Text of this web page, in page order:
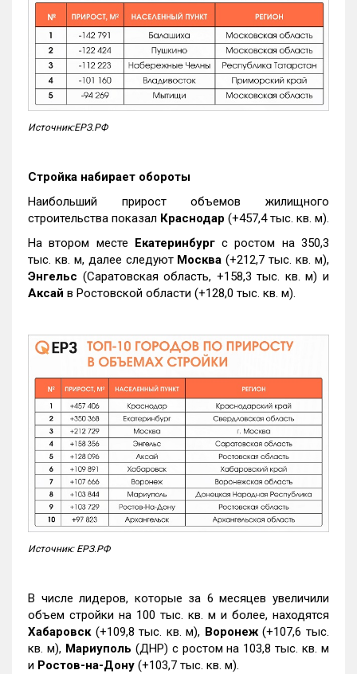
Источник:ЕРЗ.РФ
Стройка набирает обороты
Наибольший прирост объемов жилищного
строительства показал Краснодар (+457,4 тыс. кв. м).
На втором месте Екатеринбургс ростом на 350,3
тыс. кв. м, далее следуют Москва (+212,7 тыс. кв. м),
Энгельс (Саратовская область, +158,3 тыс. кв. м) и
Аксай в Ростовской области (+128,0 тыс. кв. м).
Источник: ЕРЗ.РФ
В числе лидеров, которые за 6 месяцев увеличили
объем стройки на 100 тыс. кв. м и более, находятся
Хабаровск (+109,8 тыс. кв. м), Воронеж(+107,6 тыс.
кв. м), Мариуполь (ДНР) с ростом на 103,8 тыс. кв. м
и Ростов-на-Дону (+103,7 тыс. кв. м).